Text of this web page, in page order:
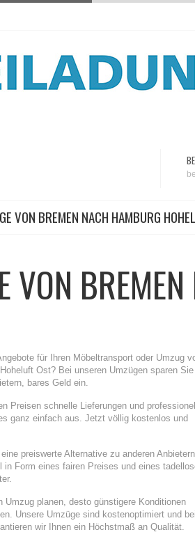
VON BREMEN NACH HAMBURG
VON
für Ihren Möbeltransport oder Umzug
Ost? Bei unseren Umzügen sparen Sie
bares Geld ein.
Preisen schnelle Lieferungen und
ganz einfach aus. Jetzt völlig kostenlos und
preiswerte Alternative zu anderen
in Form eines fairen Preises und eines
Umzug planen, desto günstigere Konditionen
Unsere Umzüge sind kostenoptimiert und
wir Ihnen ein Höchstmaß an Qualität.